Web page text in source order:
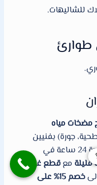
للشاليهات.
طوارئ
مضخات مياه
جورة) بفنيين
خبراء وأدوات تشخيص حديثة، متاحة 24 ساعة في
معقطع غيار
خصم 15% على